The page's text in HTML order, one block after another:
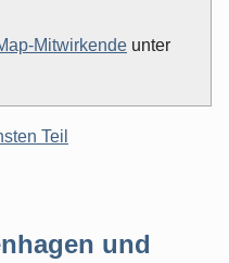
Mitwirkende unter
Teil
und